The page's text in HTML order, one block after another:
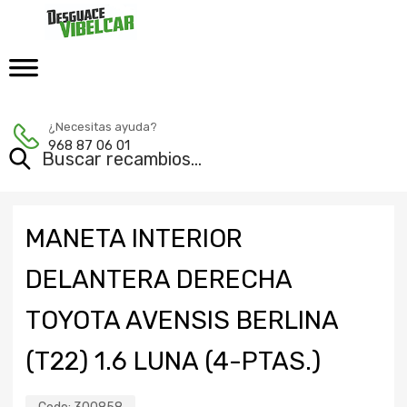
¿Necesitas ayuda?
968 87 06 01
MANETA INTERIOR
DELANTERA DERECHA
TOYOTA AVENSIS BERLINA
(T22) 1.6 LUNA (4-PTAS.)